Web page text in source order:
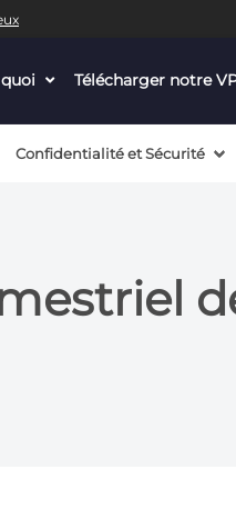
dropdown
Télécharger notre
Confidentialité et Sécurité